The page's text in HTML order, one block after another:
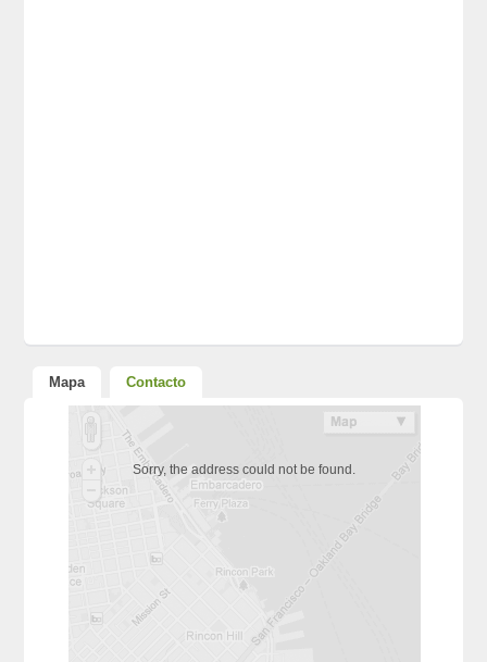
Mapa Contacto
Sorry, the address could not be found.